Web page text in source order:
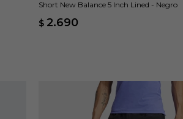
Short New Balance 5 Inch Lined - Negro
$ 2.690